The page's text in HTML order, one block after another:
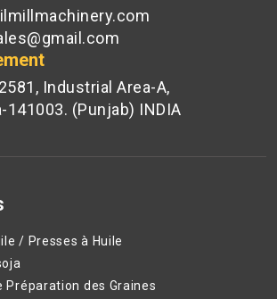
Industrial Area-A,
141003. (Punjab) INDIA
/ Presses à Huile
Préparation des Graines